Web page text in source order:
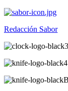
Redacción Sabor